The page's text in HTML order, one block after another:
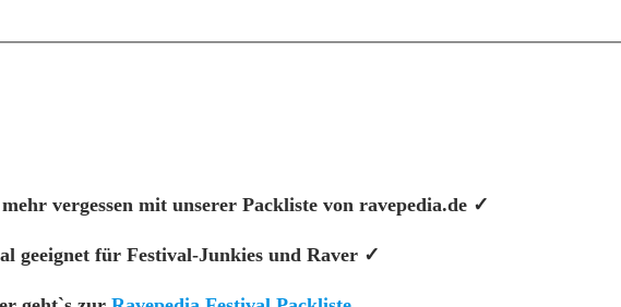
vergessen mit unserer Packliste von ravepedia.de ✓
geeignet für Festival-Junkies und Raver ✓